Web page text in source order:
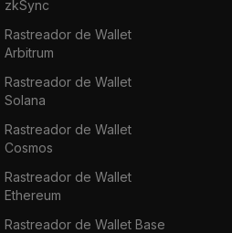
zkSync
Rastreador de Wallet
Arbitrum
Rastreador de Wallet
Solana
Rastreador de Wallet
Cosmos
Rastreador de Wallet
Ethereum
Rastreador de Wallet Base